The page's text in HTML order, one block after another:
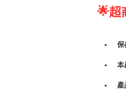
🌟超
保
本
產